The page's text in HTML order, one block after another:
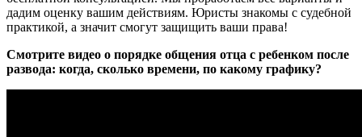
дадим оценку вашим действиям. Юристы знакомы с судебной
практикой, а значит смогут защищить ваши права!
Смотрите видео о порядке общения отца с ребенком после
развода: когда, сколько времени, по какому графику?